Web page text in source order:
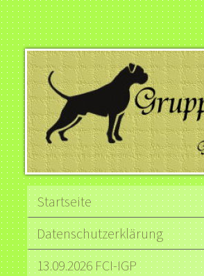
Startseite
Datenschutzerklärung
13.09.2026 FCI-IGP